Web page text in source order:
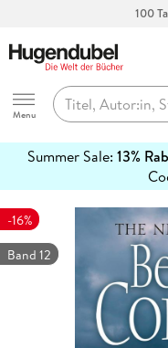
100
Hugendubel
Menu
Summer Sale: 13%
erfahren
-16%
Band 12